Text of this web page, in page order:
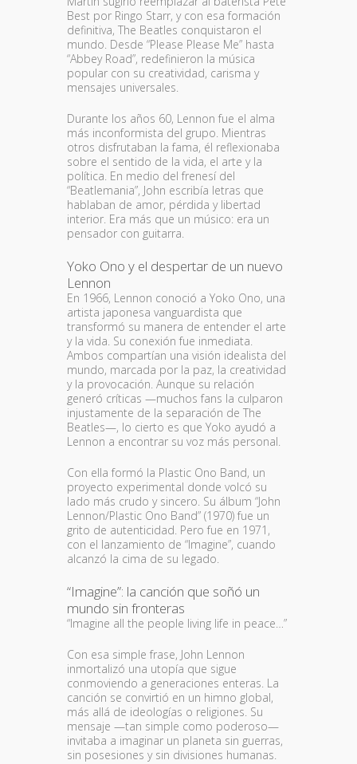
Best por Ringo Starr, y con esa formación
definitiva, The Beatles conquistaron el
mundo. Desde “Please Please Me” hasta
“Abbey Road”, redefinieron la música
popular con su creatividad, carisma y
mensajes universales.
Durante los años 60, Lennon fue el alma
más inconformista del grupo. Mientras
otros disfrutaban la fama, él reflexionaba
sobre el sentido de la vida, el arte y la
política. En medio del frenesí del
“Beatlemania”, John escribía letras que
hablaban de amor, pérdida y libertad
interior. Era más que un músico: era un
pensador con guitarra.
Yoko Ono y el despertar de un nuevo
Lennon
En 1966, Lennon conoció a Yoko Ono, una
artista japonesa vanguardista que
transformó su manera de entender el arte
y la vida. Su conexión fue inmediata.
Ambos compartían una visión idealista del
mundo, marcada por la paz, la creatividad
y la provocación. Aunque su relación
generó críticas —muchos fans la culparon
injustamente de la separación de The
Beatles—, lo cierto es que Yoko ayudó a
Lennon a encontrar su voz más personal.
Con ella formó la Plastic Ono Band, un
proyecto experimental donde volcó su
lado más crudo y sincero. Su álbum “John
Lennon/Plastic Ono Band” (1970) fue un
grito de autenticidad. Pero fue en 1971,
con el lanzamiento de “Imagine”, cuando
alcanzó la cima de su legado.
“Imagine”: la canción que soñó un
mundo sin fronteras
“Imagine all the people living life in peace…”
Con esa simple frase, John Lennon
inmortalizó una utopía que sigue
conmoviendo a generaciones enteras. La
canción se convirtió en un himno global,
más allá de ideologías o religiones. Su
mensaje —tan simple como poderoso—
invitaba a imaginar un planeta sin guerras,
sin posesiones y sin divisiones humanas.